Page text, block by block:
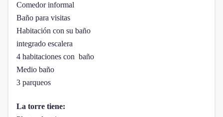
Comedor informal
Baño para visitas
Habitación con su baño
integrado escalera
4 habitaciones con baño
Medio baño
3 parqueos
La torre tiene: